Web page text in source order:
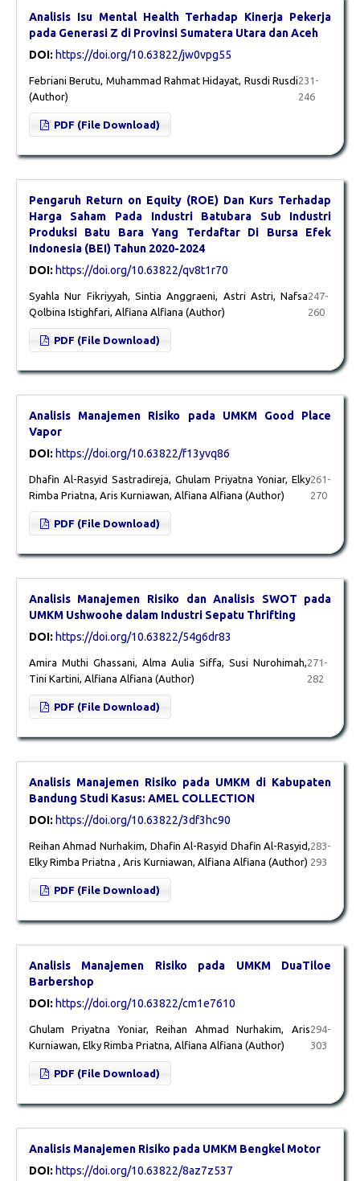
Analisis Isu Mental Health Terhadap Kinerja Pekerja
pada Generasi Z di Provinsi Sumatera Utara dan Aceh
DOI: https://doi.org/10.63822/jw0vpg55
Febriani Berutu, Muhammad Rahmat Hidayat, Rusdi Rusdi
(Author)
231-
246
PDF (File Download)
Pengaruh Return on Equity (ROE) Dan Kurs Terhadap
Harga Saham Pada Industri Batubara Sub Industri
Produksi Batu Bara Yang Terdaftar Di Bursa Efek
Indonesia (BEI) Tahun 2020-2024
DOI: https://doi.org/10.63822/qv8t1r70
Syahla Nur Fikriyyah, Sintia Anggraeni, Astri Astri, Nafsa
Qolbina Istighfari, Alfiana Alfiana (Author)
247-
260
PDF (File Download)
Analisis Manajemen Risiko pada UMKM Good Place
Vapor
DOI: https://doi.org/10.63822/f13yvq86
Dhafin Al-Rasyid Sastradireja, Ghulam Priyatna Yoniar, Elky
Rimba Priatna, Aris Kurniawan, Alfiana Alfiana (Author)
261-
270
PDF (File Download)
Analisis Manajemen Risiko dan Analisis SWOT pada
UMKM Ushwoohe dalam Industri Sepatu Thrifting
DOI: https://doi.org/10.63822/54g6dr83
Amira Muthi Ghassani, Alma Aulia Siffa, Susi Nurohimah,
Tini Kartini, Alfiana Alfiana (Author)
271-
282
PDF (File Download)
Analisis Manajemen Risiko pada UMKM di Kabupaten
Bandung Studi Kasus: AMEL COLLECTION
DOI: https://doi.org/10.63822/3df3hc90
Reihan Ahmad Nurhakim, Dhafin Al-Rasyid Dhafin Al-Rasyid,
Elky Rimba Priatna , Aris Kurniawan, Alfiana Alfiana (Author)
283-
293
PDF (File Download)
Analisis Manajemen Risiko pada UMKM DuaTiloe
Barbershop
DOI: https://doi.org/10.63822/cm1e7610
Ghulam Priyatna Yoniar, Reihan Ahmad Nurhakim, Aris
Kurniawan, Elky Rimba Priatna, Alfiana Alfiana (Author)
294-
303
PDF (File Download)
Analisis Manajemen Risiko pada UMKM Bengkel Motor
DOI: https://doi.org/10.63822/8az7z537